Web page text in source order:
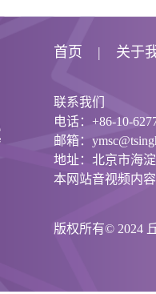
首页 关于
联系我们
电话：+86-10-
邮箱：
地址：北京市海
本网站音视频内
版权所有© 2024